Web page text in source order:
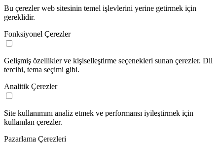
Bu çerezler web sitesinin temel işlevlerini yerine getirmek için
gereklidir.
Fonksiyonel Çerezler
Gelişmiş özellikler ve kişiselleştirme seçenekleri sunan çerezler. Dil
tercihi, tema seçimi gibi.
Analitik Çerezler
Site kullanımını analiz etmek ve performansı iyileştirmek için
kullanılan çerezler.
Pazarlama Çerezleri